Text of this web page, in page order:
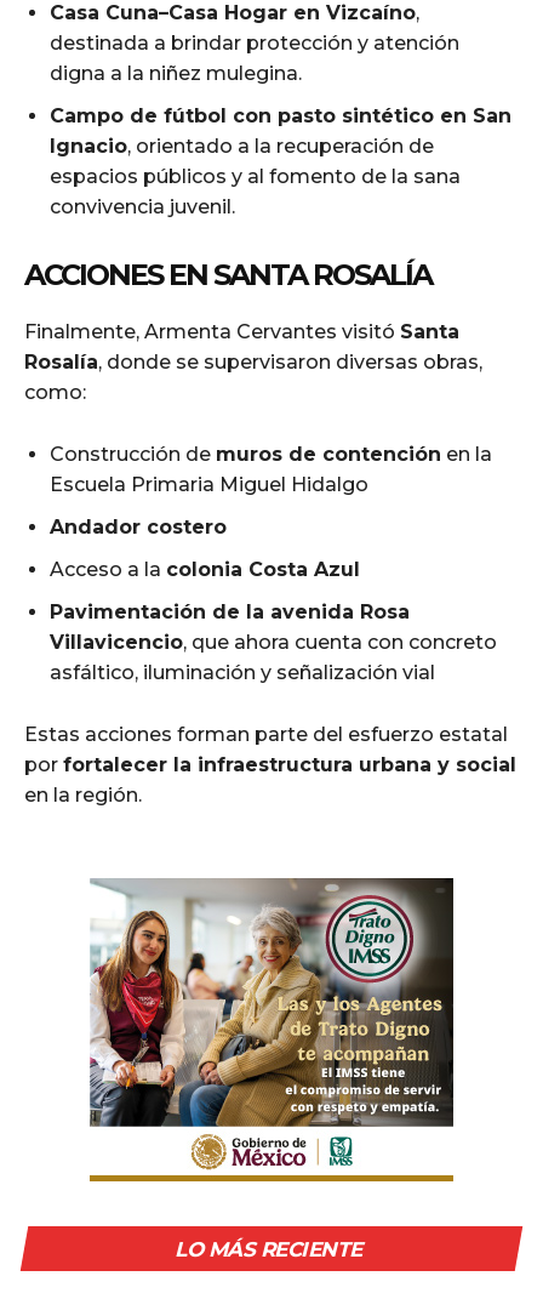
Casa Cuna–Casa Hogar en Vizcaíno,
destinada a brindar protección y atención
digna a la niñez mulegina.
Campo de fútbol con pasto sintético en San
Ignacio, orientado a la recuperación de
espacios públicos y al fomento de la sana
convivencia juvenil.
ACCIONES EN SANTA ROSALÍA
Finalmente, Armenta Cervantes visitó Santa
Rosalía, donde se supervisaron diversas obras,
como:
Construcción de muros de contención en la
Escuela Primaria Miguel Hidalgo
Andador costero
Acceso a la colonia Costa Azul
Pavimentación de la avenida Rosa
Villavicencio, que ahora cuenta con concreto
asfáltico, iluminación y señalización vial
Estas acciones forman parte del esfuerzo estatal
por fortalecer la infraestructura urbana y social
en la región.
LO MÁS RECIENTE